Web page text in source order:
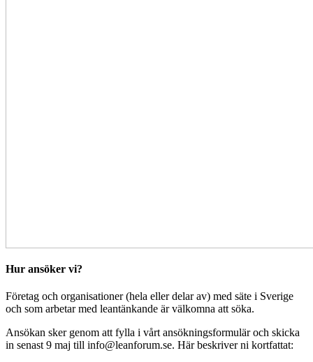
Hur ansöker vi?
Företag och organisationer (hela eller delar av) med säte i Sverige
och som arbetar med leantänkande är välkomna att söka.
Ansökan sker genom att fylla i vårt ansökningsformulär och skicka
in senast 9 maj till info@leanforum.se. Här beskriver ni kortfattat: